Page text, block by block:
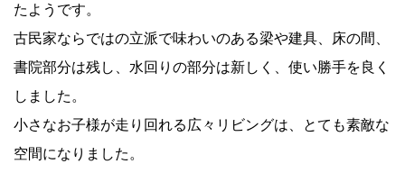
たようです。
古民家ならではの立派で味わいのある梁や建具、床の間、
書院部分は残し、水回りの部分は新しく、使い勝手を良く
しました。
小さなお子様が走り回れる広々リビングは、とても素敵な
空間になりました。